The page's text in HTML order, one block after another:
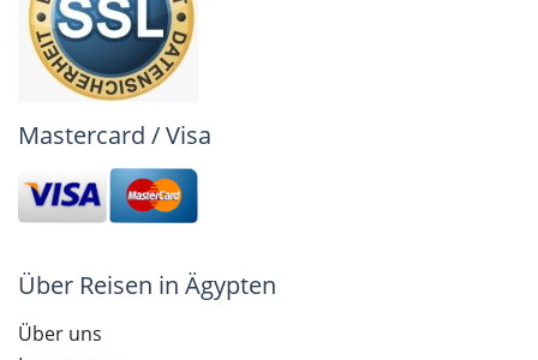
Mastercard / Visa
Über Reisen in Ägypten
Über uns